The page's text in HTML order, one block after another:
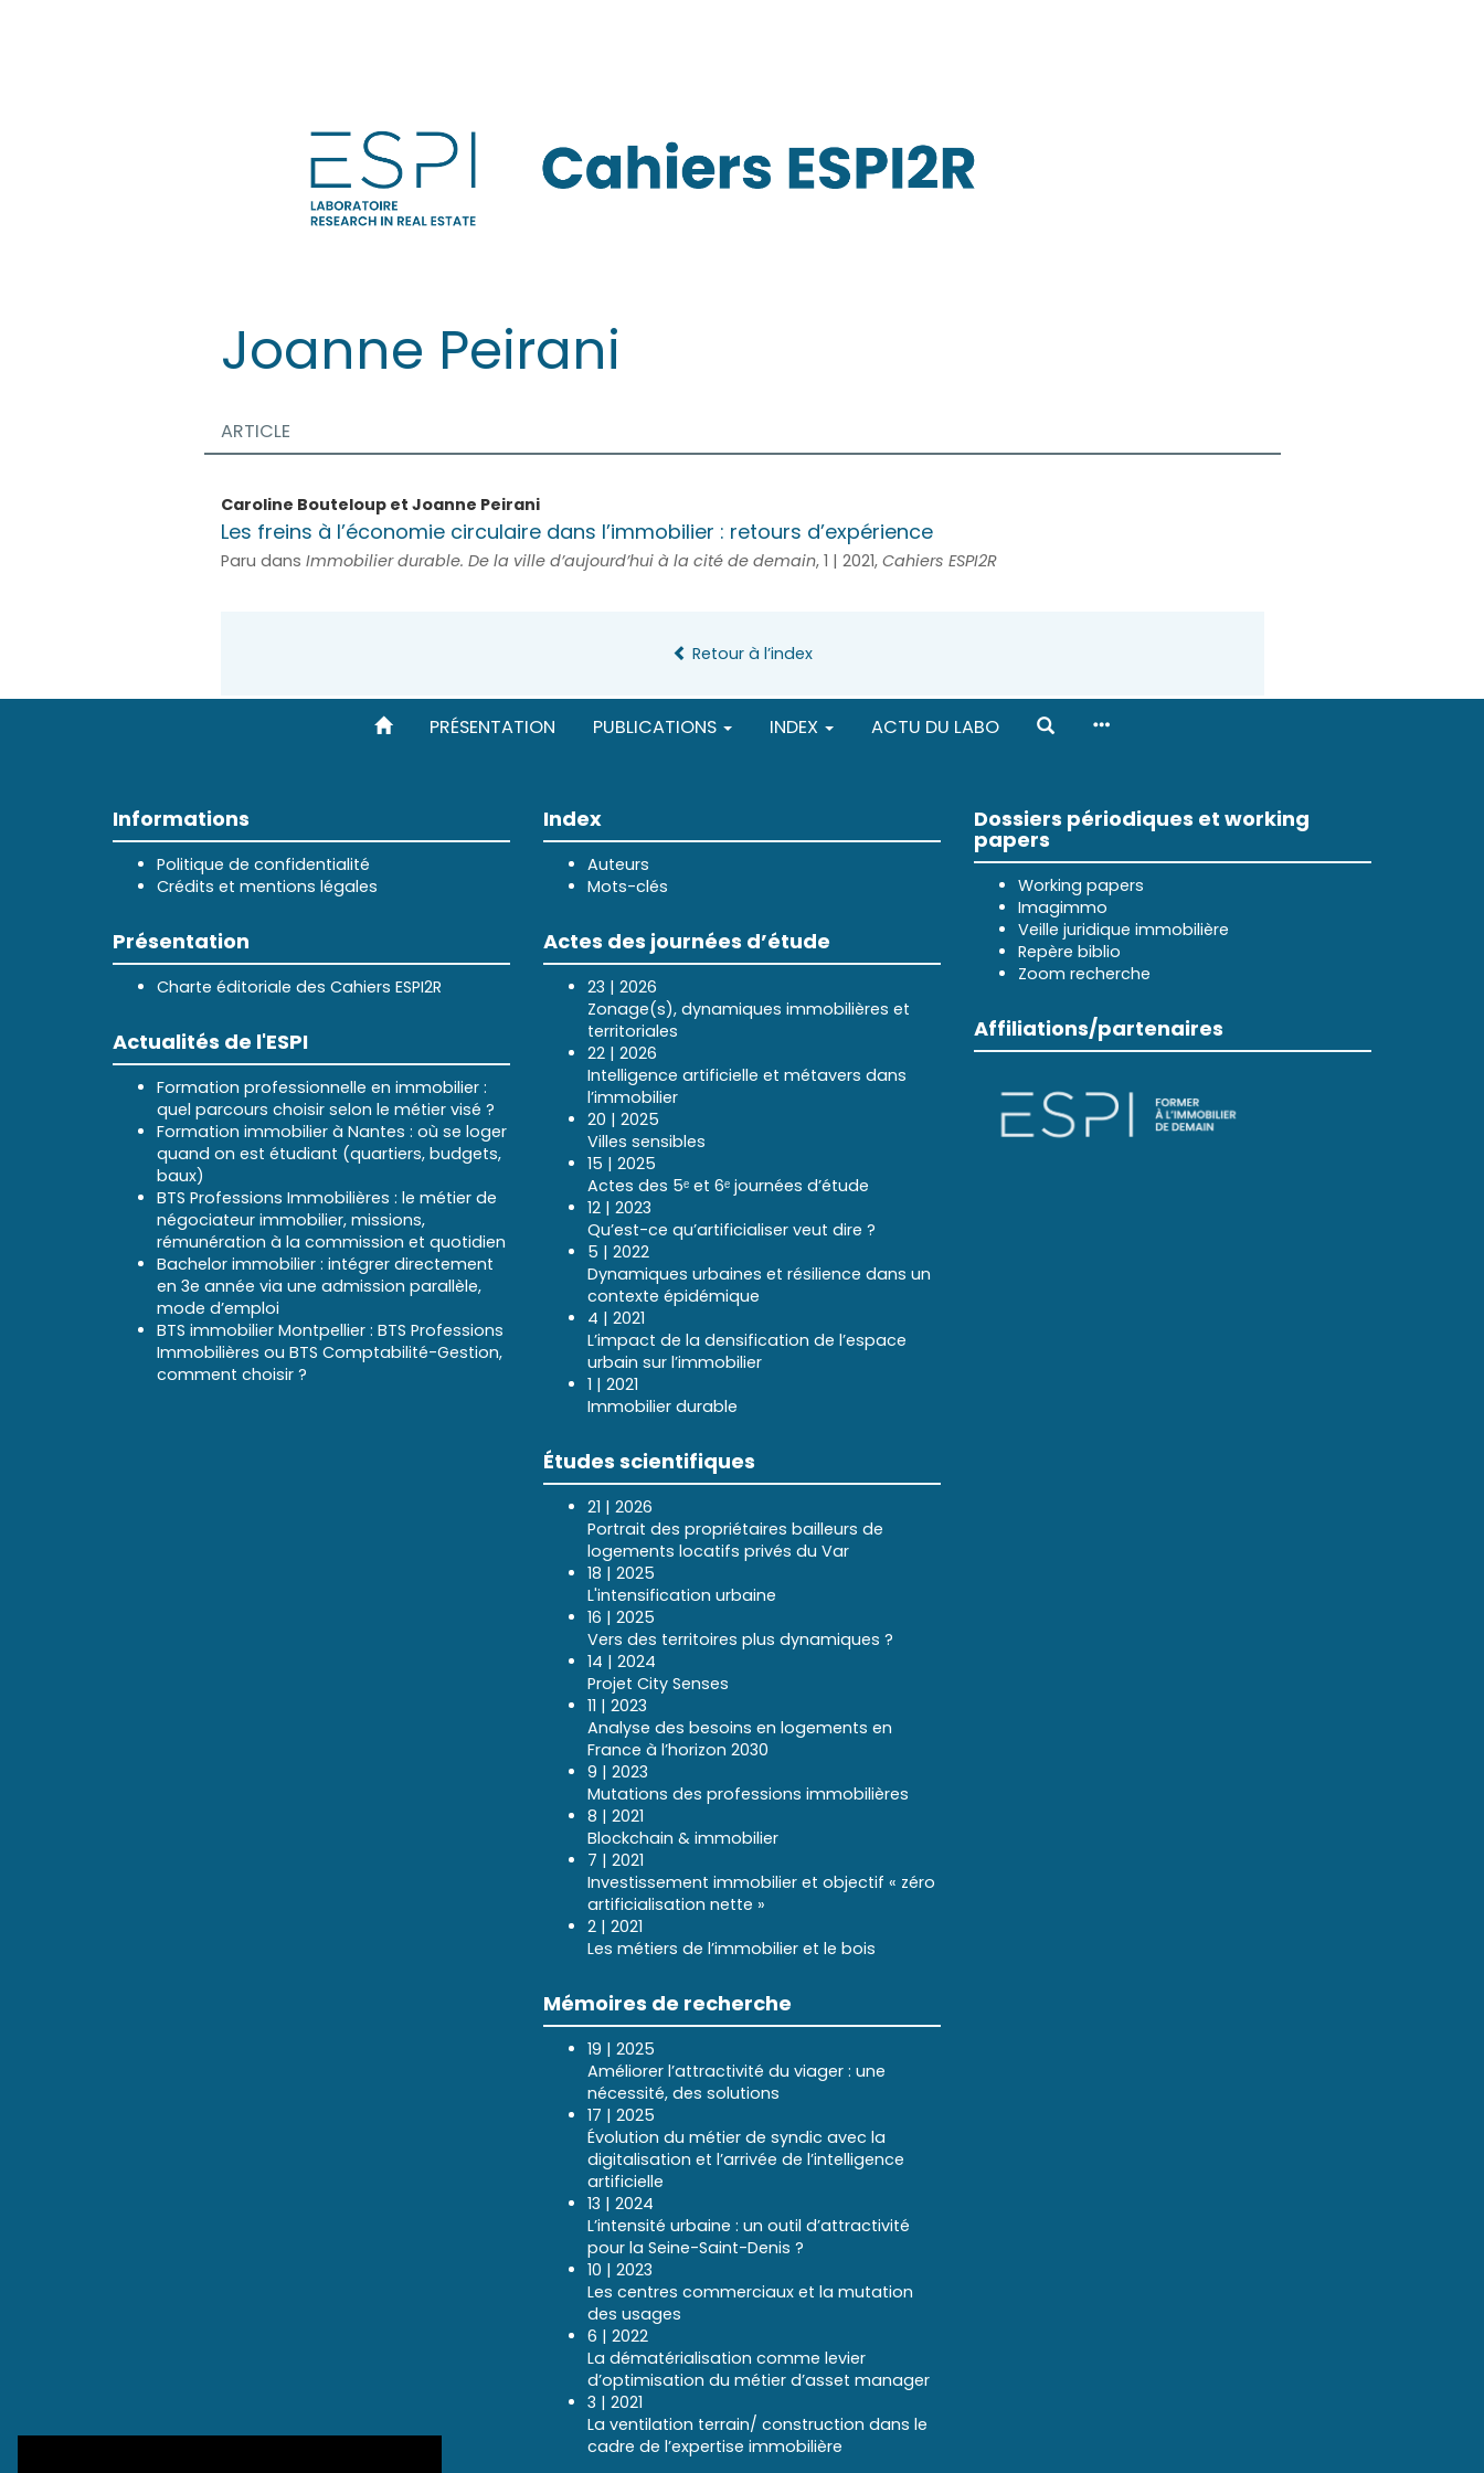
PRÉSENTATION PUBLICATIONS INDEX ACTU DU LABO
Joanne Peirani
ARTICLE
Caroline Bouteloupet Joanne Peirani
Les freins à l’économie circulaire dans l’immobilier : retours d’expérience
Paru dans Immobilier durable. De la ville d’aujourd’hui à la cité de demain, 1 | 2021, Cahiers ESPI2R
Retour à l’index
Informations
Politique de confidentialité
Crédits et mentions légales
Présentation
Charte éditoriale des Cahiers ESPI2R
Actualités de l'ESPI
Formation professionnelle en immobilier :
quel parcours choisir selon le métier visé ?
Formation immobilier à Nantes : où se loger
quand on est étudiant (quartiers, budgets,
baux)
BTS Professions Immobilières : le métier de
négociateur immobilier, missions,
rémunération à la commission et quotidien
Bachelor immobilier : intégrer directement
en 3e année via une admission parallèle,
mode d’emploi
BTS immobilier Montpellier : BTS Professions
Immobilières ou BTS Comptabilité-Gestion,
comment choisir ?
Index
Auteurs
Mots-clés
Actes des journées d’étude
23 | 2026
Zonage(s), dynamiques immobilières et
territoriales
22 | 2026
Intelligence artificielle et métavers dans
l’immobilier
20 | 2025
Villes sensibles
15 | 2025
Actes des 5ᵉ et 6ᵉ journées d’étude
12 | 2023
Qu’est-ce qu’artificialiser veut dire ?
5 | 2022
Dynamiques urbaines et résilience dans un
contexte épidémique
4 | 2021
L’impact de la densification de l’espace
urbain sur l’immobilier
1 | 2021
Immobilier durable
Études scientifiques
21 | 2026
Portrait des propriétaires bailleurs de
logements locatifs privés du Var
18 | 2025
L'intensification urbaine
16 | 2025
Vers des territoires plus dynamiques ?
14 | 2024
Projet City Senses
11 | 2023
Analyse des besoins en logements en
France à l’horizon 2030
9 | 2023
Mutations des professions immobilières
8 | 2021
Blockchain & immobilier
7 | 2021
Investissement immobilier et objectif « zéro
artificialisation nette »
2 | 2021
Les métiers de l’immobilier et le bois
Mémoires de recherche
19 | 2025
Améliorer l’attractivité du viager : une
nécessité, des solutions
17 | 2025
Évolution du métier de syndic avec la
digitalisation et l’arrivée de l’intelligence
artificielle
13 | 2024
L’intensité urbaine : un outil d’attractivité
pour la Seine-Saint-Denis ?
10 | 2023
Les centres commerciaux et la mutation
des usages
6 | 2022
La dématérialisation comme levier
d’optimisation du métier d’asset manager
3 | 2021
La ventilation terrain/ construction dans le
cadre de l’expertise immobilière
Dossiers périodiques et working
papers
Working papers
Imagimmo
Veille juridique immobilière
Repère biblio
Zoom recherche
Affiliations/partenaires